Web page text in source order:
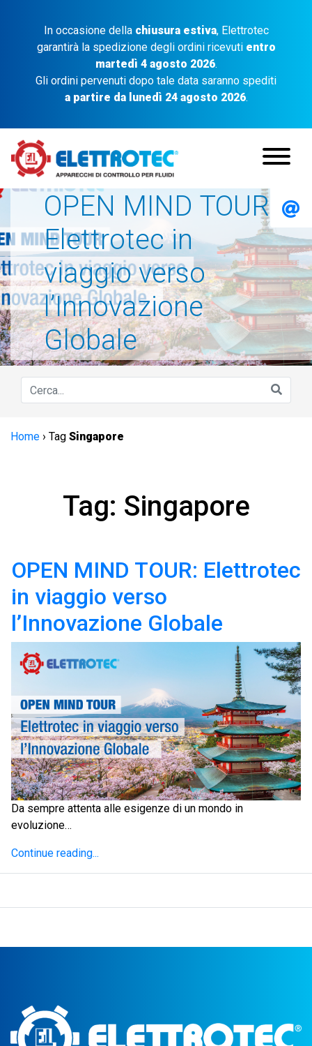
In occasione della chiusura estiva, Elettrotec
garantirà la spedizione degli ordini ricevuti entro
martedì 4 agosto 2026.
Gli ordini pervenuti dopo tale data saranno spediti
a partire da lunedì 24 agosto 2026.
OPEN MIND TOUR:
Elettrotec in
viaggio verso
l’Innovazione
Globale
Home › Tag Singapore
Tag: Singapore
OPEN MIND TOUR: Elettrotec
in viaggio verso
l’Innovazione Globale
Da sempre attenta alle esigenze di un mondo in
evoluzione…
Continue reading...